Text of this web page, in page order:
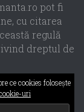
pot fi
cu citarea
regulă
dreptul de
theme
ce cookies foloseşte
uri